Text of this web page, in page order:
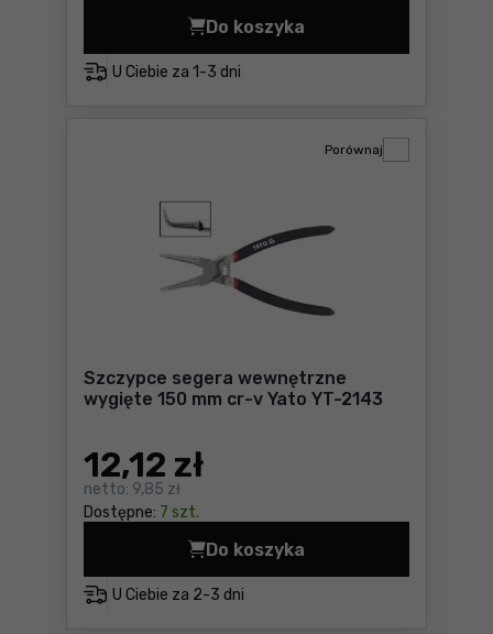
U Ciebie za 1-3 dni
Do koszyka
Szczypce do pierścieni
Szczypce segera wewnętrzne
wygięte 150 mm cr-v Yato YT-2143
12,12 zł
netto: 9,85 zł
Dostępne: 7 szt.
Porównaj
U Ciebie za 2-3 dni
Do koszyka
Szczypce segera